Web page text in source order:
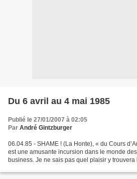
Du 6 avril au 4 mai 1985
Publié le 27/01/2007 à 02:05
Par André Gintzburger
06.04.85 - SHAME ! (La Honte), « du Cours
est une amusante incursion dans le monde
business. Je ne sais pas quel plaisir y